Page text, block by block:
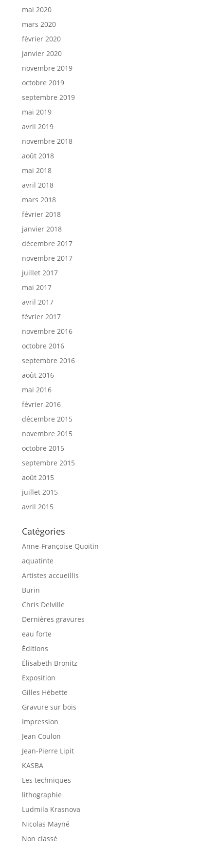
mai 2020
mars 2020
février 2020
janvier 2020
novembre 2019
octobre 2019
septembre 2019
mai 2019
avril 2019
novembre 2018
août 2018
mai 2018
avril 2018
mars 2018
février 2018
janvier 2018
décembre 2017
novembre 2017
juillet 2017
mai 2017
avril 2017
février 2017
novembre 2016
octobre 2016
septembre 2016
août 2016
mai 2016
février 2016
décembre 2015
novembre 2015
octobre 2015
septembre 2015
août 2015
juillet 2015
avril 2015
Catégories
Anne-Françoise Quoitin
aquatinte
Artistes accueillis
Burin
Chris Delville
Dernières gravures
eau forte
Éditions
Élisabeth Bronitz
Exposition
Gilles Hébette
Gravure sur bois
Impression
Jean Coulon
Jean-Pierre Lipit
KASBA
Les techniques
lithographie
Ludmila Krasnova
Nicolas Mayné
Non classé